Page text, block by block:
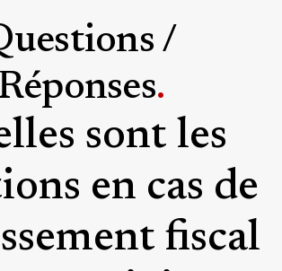
/
Réponses.
sont les
en cas de
fiscal